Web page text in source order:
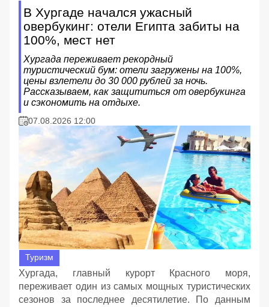
В Хургаде начался ужасный
овербукинг: отели Египта забиты на
100%, мест нет
Хургада переживает рекордный
туристический бум: отели загружены на 100%,
цены взлетели до 30 000 рублей за ночь.
Рассказываем, как защититься от овербукинга
и сэкономить на отдыхе.
07.08.2026 12:00
Туризм
Хургада, главный курорт Красного моря,
переживает один из самых мощных туристических
сезонов за последнее десятилетие. По данным